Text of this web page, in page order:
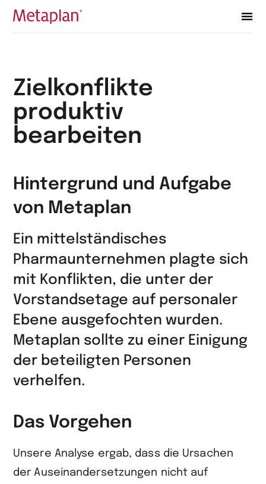
Zur
Zielkonflikte
produktiv
bearbeiten
Hintergrund und Aufgabe
von Metaplan
Ein mittelständisches
Pharmaunternehmen plagte sich
mit Konflikten, die unter der
Vorstandsetage auf personaler
Ebene ausgefochten wurden.
Metaplan sollte zu einer Einigung
der beteiligten Personen
verhelfen.
Das Vorgehen
Unsere Analyse ergab, dass die Ursachen
der Auseinandersetzungen nicht auf